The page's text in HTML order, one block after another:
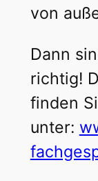
von
Dann
richtig!
finden
unter: